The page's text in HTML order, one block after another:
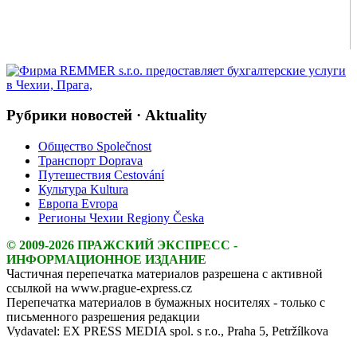
Рубрики новостей · Aktuality
Общество Společnost
Транспорт Doprava
Путешествия Cestování
Культура Kultura
Европа Evropa
Регионы Чехии Regiony Česka
© 2009-2026 ПРАЖСКИЙ ЭКСПРЕСС -
ИНФОРМАЦИОННОЕ ИЗДАНИЕ
Частичная перепечатка материалов разрешена с активной
ссылкой на www.prague-express.cz
Перепечатка материалов в бумажных носителях - только с
письменного разрешения редакции
Vydavatel: EX PRESS MEDIA spol. s r.o., Praha 5, Petržílkova